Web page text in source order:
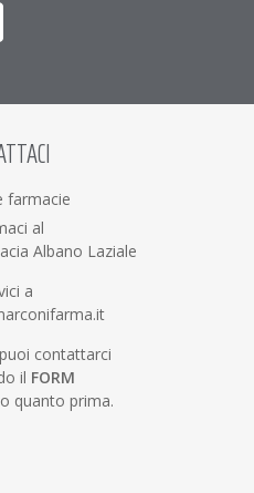
farmacie
al
Albano Laziale
a
contattarci
il FORM
quanto prima.